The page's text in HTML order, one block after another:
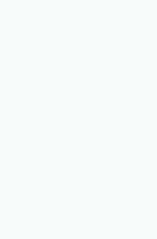
Erste Ansätze zur
Entscheidungssysteme
des maschinellen
Jahren zurück.
erzeugen keinen
schaffen Räume
Artefakte
Strukturen
Ordnungsmuster, die zu
können. So orientieren
Arbeitszeit und